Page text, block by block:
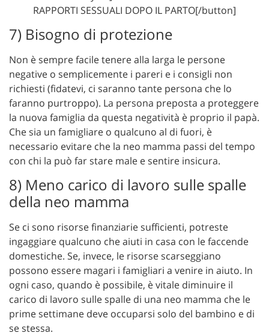
RAPPORTI SESSUALI DOPO IL PARTO[/button]
7) Bisogno di protezione
Non è sempre facile tenere alla larga le persone
negative o semplicemente i pareri e i consigli non
richiesti (fidatevi, ci saranno tante persona che lo
faranno purtroppo). La persona preposta a proteggere
la nuova famiglia da questa negatività è proprio il papà.
Che sia un famigliare o qualcuno al di fuori, è
necessario evitare che la neo mamma passi del tempo
con chi la può far stare male e sentire insicura.
8) Meno carico di lavoro sulle spalle
della neo mamma
Se ci sono risorse finanziarie sufficienti, potreste
ingaggiare qualcuno che aiuti in casa con le faccende
domestiche. Se, invece, le risorse scarseggiano
possono essere magari i famigliari a venire in aiuto. In
ogni caso, quando è possibile, è vitale diminuire il
carico di lavoro sulle spalle di una neo mamma che le
prime settimane deve occuparsi solo del bambino e di
se stessa.